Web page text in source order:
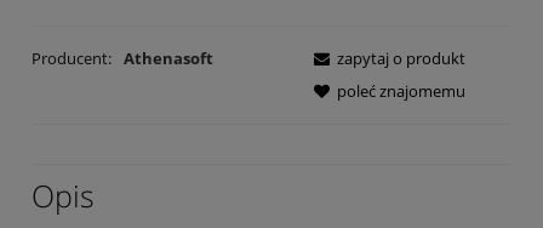
Producent: Athenasoft
zapytaj o produkt
poleć znajomemu
Opis